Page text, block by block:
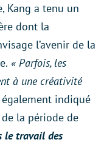
Kang a tenu un
dont la
l’avenir de la
« Parfois, les
à une créativité
également indiqué
la période de
le travail des